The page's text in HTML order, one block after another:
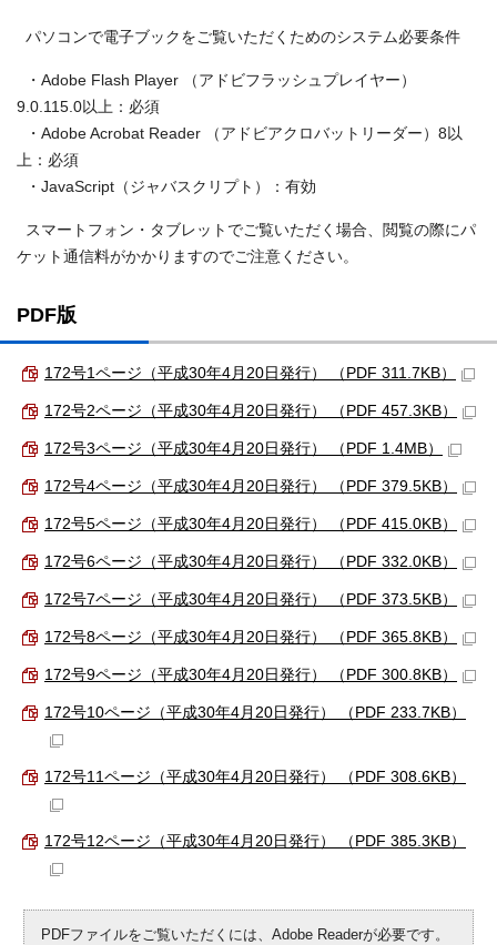
パソコンで電子ブックをご覧いただくためのシステム必要条件
・Adobe Flash Player （アドビフラッシュプレイヤー）
9.0.115.0以上：必須
・Adobe Acrobat Reader （アドビアクロバットリーダー）8以
上：必須
・JavaScript（ジャバスクリプト）：有効
スマートフォン・タブレットでご覧いただく場合、閲覧の際にパ
ケット通信料がかかりますのでご注意ください。
PDF版
172号1ページ（平成30年4月20日発行） （PDF 311.7KB）
172号2ページ（平成30年4月20日発行） （PDF 457.3KB）
172号3ページ（平成30年4月20日発行） （PDF 1.4MB）
172号4ページ（平成30年4月20日発行） （PDF 379.5KB）
172号5ページ（平成30年4月20日発行） （PDF 415.0KB）
172号6ページ（平成30年4月20日発行） （PDF 332.0KB）
172号7ページ（平成30年4月20日発行） （PDF 373.5KB）
172号8ページ（平成30年4月20日発行） （PDF 365.8KB）
172号9ページ（平成30年4月20日発行） （PDF 300.8KB）
172号10ページ（平成30年4月20日発行） （PDF 233.7KB）
172号11ページ（平成30年4月20日発行） （PDF 308.6KB）
172号12ページ（平成30年4月20日発行） （PDF 385.3KB）
PDFファイルをご覧いただくには、Adobe Readerが必要です。